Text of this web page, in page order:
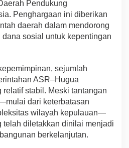
Pendukung
Penghargaan ini diberikan
daerah dalam mendorong
sosial untuk kepentingan
sejumlah
ASR–Hugua
relatif stabil. Meski tantangan
dari keterbatasan
wilayah kepulauan—
telah diletakkan dinilai menjadi
berkelanjutan.